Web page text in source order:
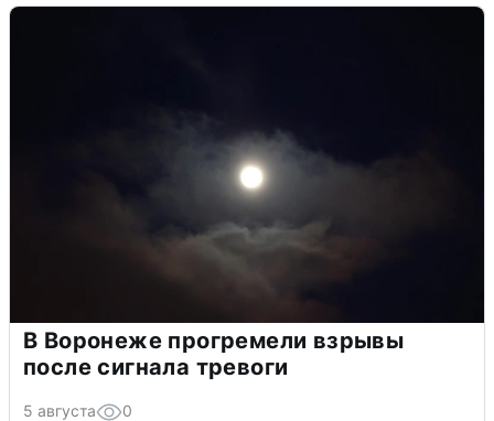
В Воронеже прогремели взрывы
после сигнала тревоги
5 августа 0